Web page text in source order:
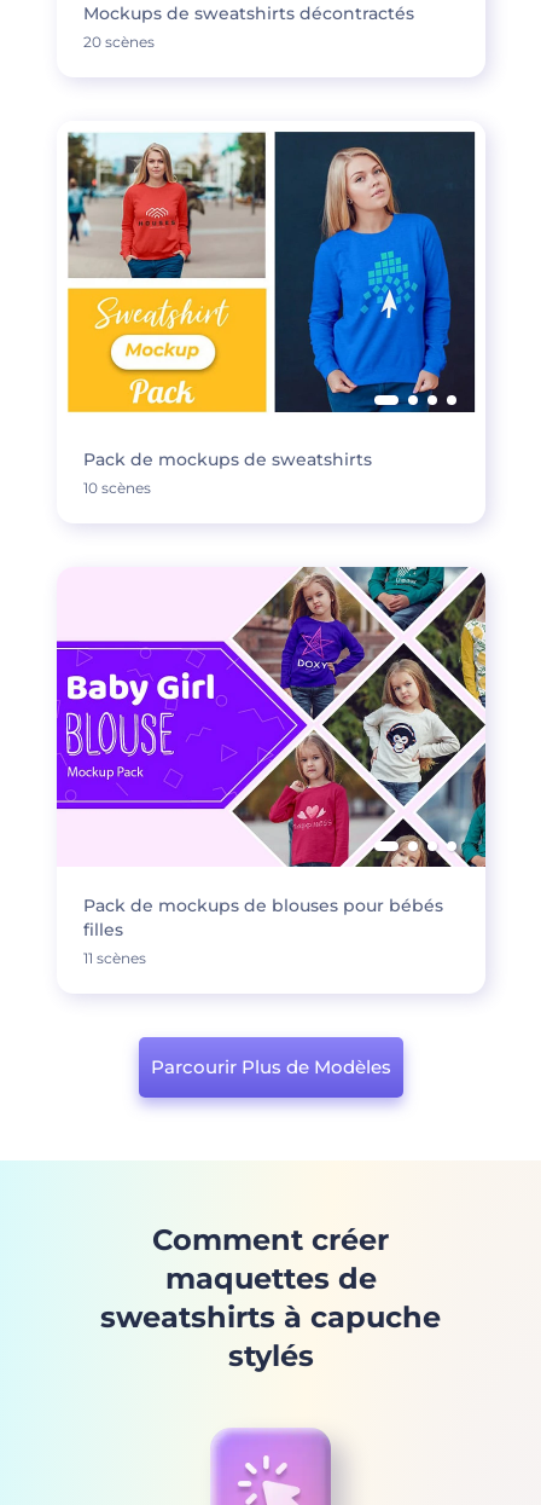
Mockups de sweatshirts décontractés
20 scènes
Pack de mockups de sweatshirts
10 scènes
Pack de mockups de blouses pour bébés
filles
11 scènes
Parcourir Plus de Modèles
Comment créer
maquettes de
sweatshirts à capuche
stylés